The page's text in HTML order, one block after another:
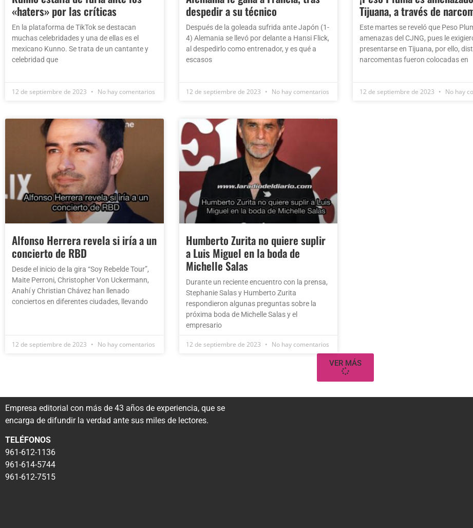
«haters» por las críticas
En la plataforma de TikTok se destacan
muchas celebridades y una de ellas es el
mexicano Kunno. Se trata de un cantante y
celebridad que
12 de septiembre de 2023 No hay comentarios
despedir a su técnico
Después de la goleada sufrida ante Japón (1-
4) Alemania se llevó por delante a Hansi Flick,
al despedirlo como entrenador, y es qué a
escasos
12 de septiembre de 2023 No hay comentarios
Tijuana, a través de
Este martes se reveló que Peso
amenazas del CJNG, pues le
presentarse en Tijuana, por ello,
narcomentas fueron colocadas en
12 de septiembre de 2023 No hay
Alfonso Herrera revela si iría a un
concierto de RBD
Desde el inicio de la gira “Soy Rebelde Tour”,
Maite Perroni, Christopher Von Uckermann,
Anahí y Christian Chávez han llenado
conciertos en diferentes ciudades, llevando
12 de septiembre de 2023 No hay comentarios
Humberto Zurita no quiere suplir
a Luis Miguel en la boda de
Michelle Salas
Durante un reciente encuentro con la prensa,
Stephanie Salas y Humberto Zurita
respondieron algunas preguntas sobre la
próxima boda de Michelle Salas y el
empresario
12 de septiembre de 2023 No hay comentarios
VER MÁS
Empresa editorial con más de 43 años de experiencia, que se
encarga de difundir la verdad ante sus miles de lectores.
TELÉFONOS
961-612-1136
961-614-5744
961-612-7515